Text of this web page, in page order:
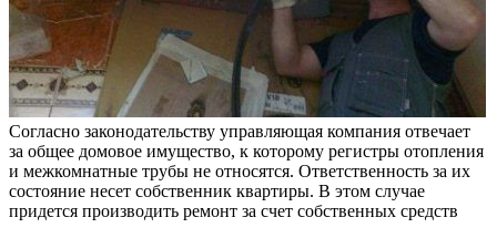
Согласно законодательству управляющая компания отвечает
за общее домовое имущество, к которому регистры отопления
и межкомнатные трубы не относятся. Ответственность за их
состояние несет собственник квартиры. В этом случае
придется производить ремонт за счет собственных средств